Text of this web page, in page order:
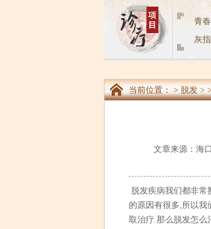
青
灰
当前位置： > 脱发 > >
文章来源：海
脱发疾病我们都非
的原因有很多,所以我
取治疗.那么脱发怎么